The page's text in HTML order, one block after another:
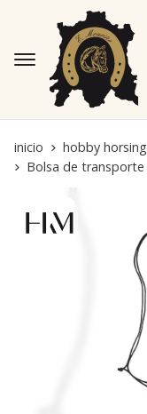
inicio hobby horsing